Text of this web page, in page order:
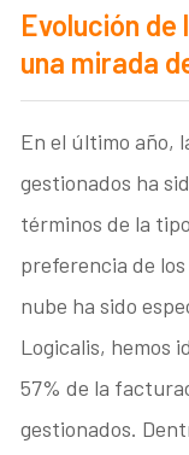
Evolución
una mirada
En el último año,
gestionados ha
términos de la
preferencia de
nube ha sido
Logicalis, hemos
57% de la
gestionados.